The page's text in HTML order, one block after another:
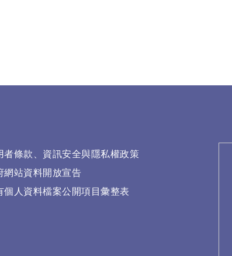
者條款、資訊安全與隱私權政策
網站資料開放宣告
個人資料檔案公開項目彙整表